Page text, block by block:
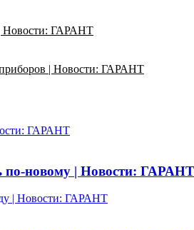
| Новости: ГАРАНТ
| Новости: ГАРАНТ
ГАРАНТ
по-новому | Новости: ГАРАНТ
| Новости: ГАРАНТ